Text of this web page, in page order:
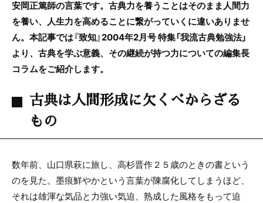
安岡正篤師の言葉です。古典力を養うことはそのまま人間力
を養い、人生力を高めることに繋がっていくに違いありませ
ん。本記事では『致知』2004年2月号 特集「我流古典勉強法」
より、古典を学ぶ意義、その継続が持つ力についての編集長
コラムをご紹介します。
古典は人間形成に欠くべからざる
もの
数年前、山口県萩に旅し、高杉晋作２５歳のときの書という
のを見た。墨痕鮮やかという言葉が陳腐化してしまうほど、
それは雄渾な気品と力強い気迫、熟成した風格をもって迫